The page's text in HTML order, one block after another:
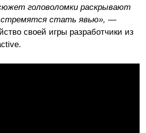
головоломки раскрывают
стать явью», —
своей игры разработчики из